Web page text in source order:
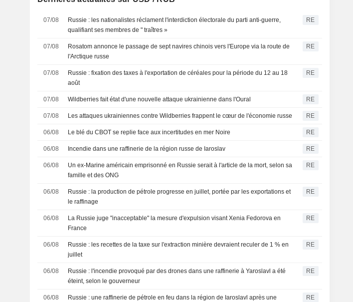
07/08
Russie : les nationalistes réclament l'interdiction électorale du parti anti-guerre,
qualifiant ses membres de " traîtres »
RE
07/08
Rosatom annonce le passage de sept navires chinois vers l'Europe via la route de
l'Arctique russe
RE
07/08
Russie : fixation des taxes à l'exportation de céréales pour la période du 12 au 18
août
RE
07/08 Wildberries fait état d'une nouvelle attaque ukrainienne dans l'Oural RE
07/08 Les attaques ukrainiennes contre Wildberries frappent le cœur de l'économie russe RE
06/08 Le blé du CBOT se replie face aux incertitudes en mer Noire RE
06/08 Incendie dans une raffinerie de la région russe de Iaroslav RE
06/08
Un ex-Marine américain emprisonné en Russie serait à l'article de la mort, selon sa
famille et des ONG
RE
06/08
Russie : la production de pétrole progresse en juillet, portée par les exportations et
le raffinage
RE
06/08
La Russie juge "inacceptable" la mesure d'expulsion visant Xenia Fedorova en
France
RE
06/08
Russie : les recettes de la taxe sur l'extraction minière devraient reculer de 1 % en
juillet
RE
06/08
Russie : l'incendie provoqué par des drones dans une raffinerie à Yaroslavl a été
éteint, selon le gouverneur
RE
06/08
Russie : une raffinerie de pétrole en feu dans la région de Iaroslavl après une
RE